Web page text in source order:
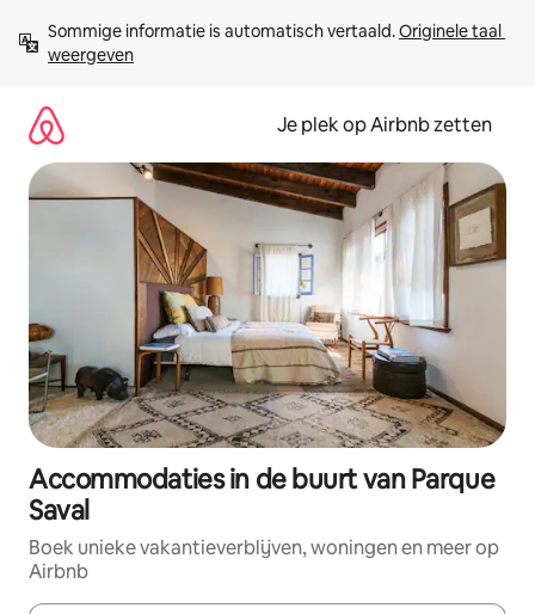
direct
naar
Sommige informatie is automatisch vertaald. Originele taal
weergeven
Je plek op Airbnb zetten
Accommodaties in de buurt van Parque
Saval
Boek unieke vakantieverblijven, woningen en meer op
Airbnb